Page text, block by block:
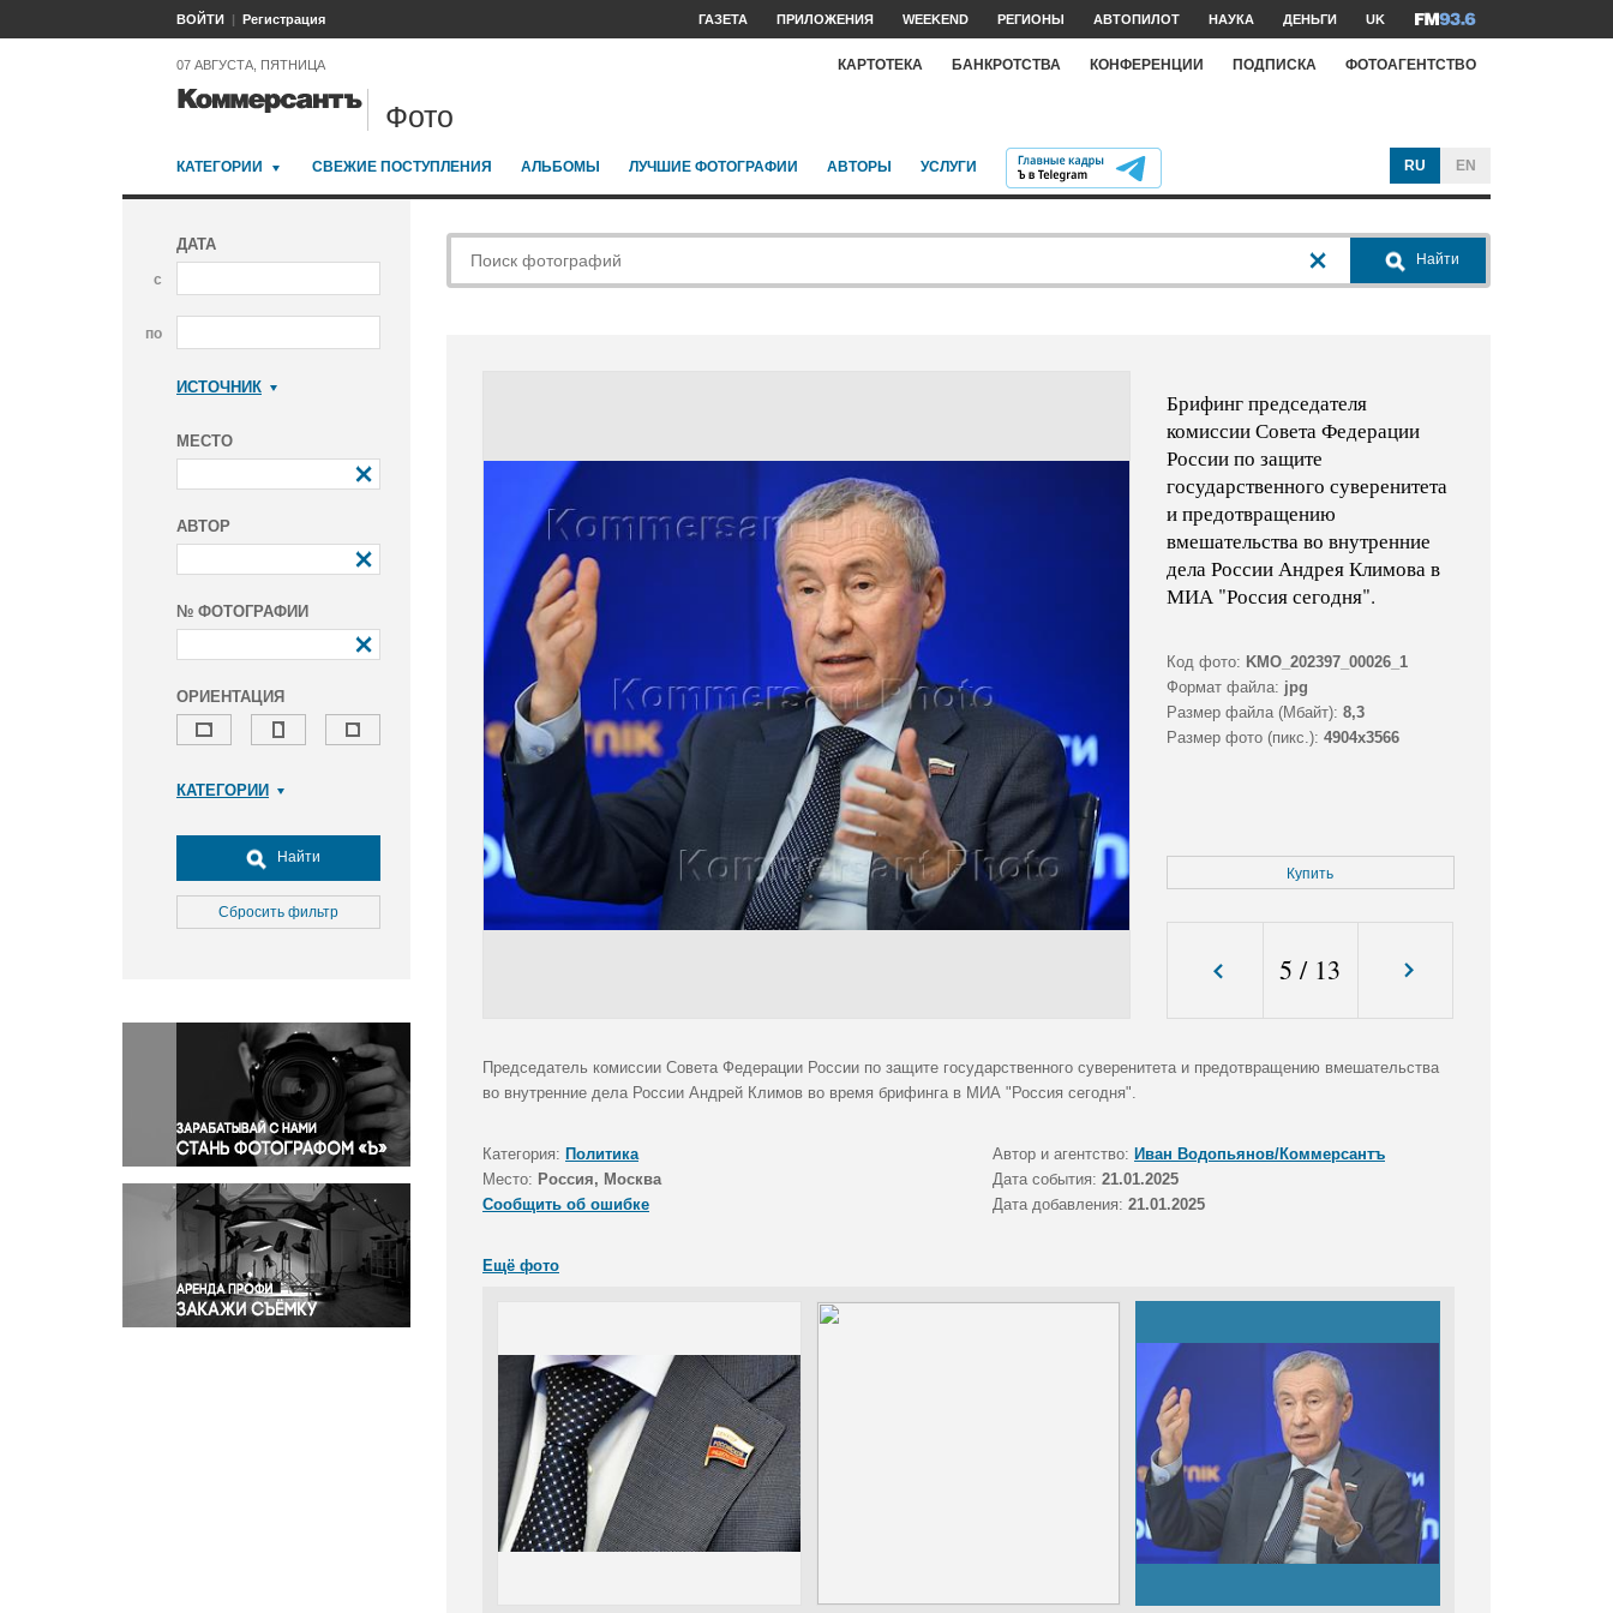
ВОЙТИ Регистрация ГАЗЕТА ПРИЛОЖЕНИЯ WEEKEND РЕГИОНЫ АВТОПИЛОТ НАУКА ДЕНЬГИ UK
07 АВГУСТА, ПЯТНИЦА КАРТОТЕКА БАНКРОТСТВА КОНФЕРЕНЦИИ ПОДПИСКА ФОТОАГЕНТСТВО
Фото
КАТЕГОРИИ СВЕЖИЕ ПОСТУПЛЕНИЯ АЛЬБОМЫ ЛУЧШИЕ ФОТОГРАФИИ АВТОРЫ УСЛУГИ RU EN
ДАТА
с
по
ИСТОЧНИК
МЕСТО
АВТОР
№ ФОТОГРАФИИ
ОРИЕНТАЦИЯ
КАТЕГОРИИ
Досуг, туризм и отдых
Культура
Медицина
Окружающая среда
Политика
Правосудие
Происшествия и конфликты
Религия
Светская жизнь
Спорт
Экология
Экономика и бизнес
Найти
Сбросить фильтр
Найти
Брифинг председателя
комиссии Совета Федерации
России по защите
государственного суверенитета
и предотвращению
вмешательства во внутренние
дела России Андрея Климова в
МИА "Россия сегодня".
Код фото: KMO_202397_00026_1
Формат файла: jpg
Размер файла (Мбайт): 8,3
Размер фото (пикс.): 4904x3566
Купить
5 / 13
Председатель комиссии Совета Федерации России по защите государственного суверенитета и предотвращению вмешательства
во внутренние дела России Андрей Климов во время брифинга в МИА "Россия сегодня".
Категория: Политика Автор и агентство: Иван Водопьянов/Коммерсантъ
Место: Россия, Москва Дата события: 21.01.2025
Сообщить об ошибке
Дата добавления: 21.01.2025
Ещё фото